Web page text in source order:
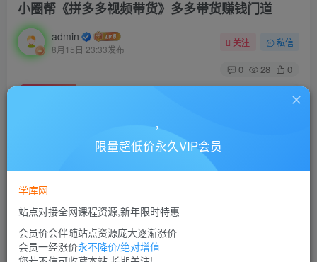
小圈帮《拼多多视频带货》多多带货赚钱门道
admin
8月15日 23:33发布
关注 私信
0 28 0
此内容为付费资源，请付费后查看
10
立即购买
您当前未登录！建议登陆后购买，可保存购买订单
付费资源
限量超低价永久VIP会员
学库网
站点对接全网课程资源,新年限时特惠
会员价会伴随站点资源庞大逐渐涨价
会员一经涨价永不降价/绝对增值